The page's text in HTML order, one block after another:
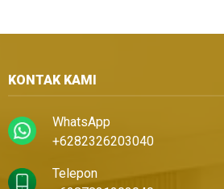
KONTAK KAMI
WhatsApp
+6282326203040
Telepon